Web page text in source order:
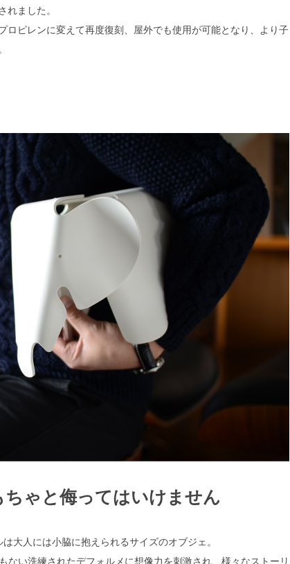
れました。
ロピレンに変えて再度復刻、屋外でも使用が可能となり、より子
ゃと侮ってはいけません
大人には小脇に抱えられるサイズのオブジェ。
ない洗練されたデフォルメに想像力を刺激され、様々なストーリ